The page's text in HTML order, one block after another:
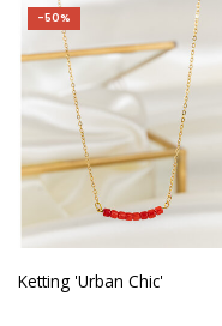
-50%
Ketting 'Urban Chic'